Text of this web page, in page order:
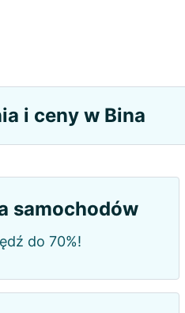
i ceny w Bina
samochodów
do 70%!